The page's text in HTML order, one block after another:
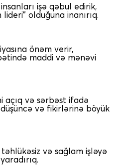
işə qəbul edirik,
lideri" olduğuna inanırıq.
önəm verir,
maddi və mənəvi
açıq və sərbəst ifadə
və fikirlərinə böyük
və sağlam işləyə